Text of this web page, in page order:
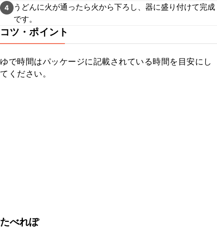
4
うどんに火が通ったら火から下ろし、器に盛り付けて完成
です。
コツ・ポイント
ゆで時間はパッケージに記載されている時間を目安にし
てください。
たべれぽ